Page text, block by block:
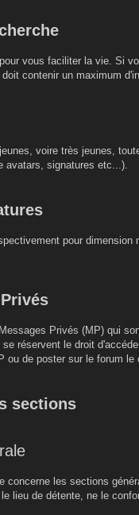
vous faciliter la vie. Si
contenir un maximum
voire très jeunes,
avatars, signatures etc...).
pour
Privés (MP) qui
réservent le droit
ou de poster sur le forum
sections
concerne les sections
lieu de détente, ne le